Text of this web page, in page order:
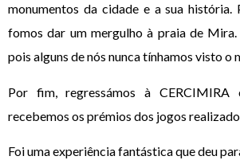
monumentos da cidade e a sua história.
fomos dar um mergulho à praia de
pois alguns de nós nunca tínhamos visto o
Por fim, regressámos à CERCIMIRA
recebemos os prémios dos jogos
Foi uma experiência fantástica que deu